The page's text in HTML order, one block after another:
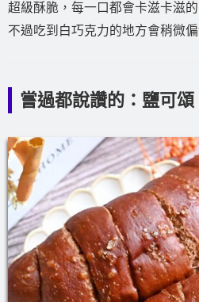
超級酥脆，每一口都會卡滋卡滋
不過吃到白巧克力的地方會稍微偏
嘗過都說讚的：鹽可頌